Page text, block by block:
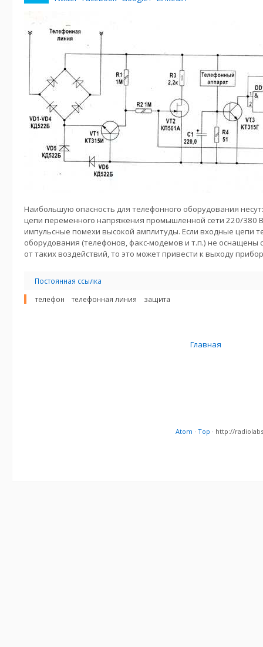
Наибольшую опасность для телефонного оборудования
цепи переменного напряжения промышленной сети 220/380
импульсные помехи высокой амплитуды. Если входные цепи
оборудования (телефонов, факс-модемов и т.п.) не
от таких воздействий, то это может привести к выходу
Постоянная ссылка
телефон
телефонная линия защита
Главная
Atom · Top · http://